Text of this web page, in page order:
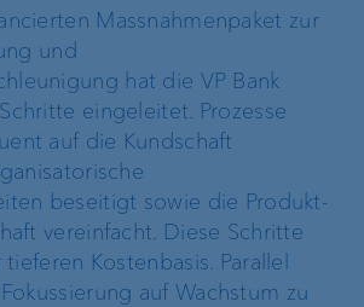
Massnahmenpaket zur
und
hat die VP Bank
eingeleitet. Prozesse
auf die Kundschaft
beseitigt sowie die Produkt-
vereinfacht. Diese Schritte
Kostenbasis. Parallel
auf Wachstum zu